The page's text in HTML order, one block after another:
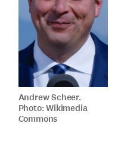
Andrew Scheer.
Photo: Wikimedia
Commons